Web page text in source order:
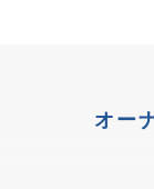
オー